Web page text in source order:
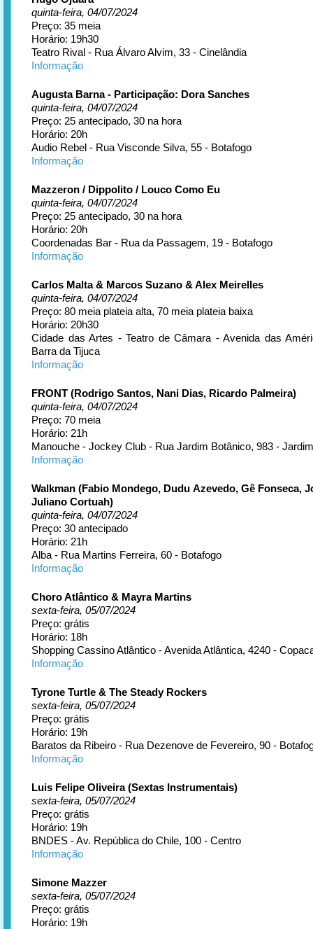
quinta-feira, 04/07/2024
Preço: 35 meia
Horário: 19h30
Teatro Rival - Rua Álvaro Alvim, 33 - Cinelândia
Informação
Augusta Barna - Participação: Dora Sanches
quinta-feira, 04/07/2024
Preço: 25 antecipado, 30 na hora
Horário: 20h
Audio Rebel - Rua Visconde Silva, 55 - Botafogo
Informação
Mazzeron / Dippolito / Louco Como Eu
quinta-feira, 04/07/2024
Preço: 25 antecipado, 30 na hora
Horário: 20h
Coordenadas Bar - Rua da Passagem, 19 - Botafogo
Informação
Carlos Malta & Marcos Suzano & Alex Meirelles
quinta-feira, 04/07/2024
Preço: 80 meia plateia alta, 70 meia plateia baixa
Horário: 20h30
Cidade das Artes - Teatro de Câmara - Avenida das
Barra da Tijuca
Informação
FRONT (Rodrigo Santos, Nani Dias, Ricardo Palmeira)
quinta-feira, 04/07/2024
Preço: 70 meia
Horário: 21h
Manouche - Jockey Club - Rua Jardim Botânico, 983 -
Informação
Walkman (Fabio Mondego, Dudu Azevedo, Gê Fonseca,
Juliano Cortuah)
quinta-feira, 04/07/2024
Preço: 30 antecipado
Horário: 21h
Alba - Rua Martins Ferreira, 60 - Botafogo
Informação
Choro Atlântico & Mayra Martins
sexta-feira, 05/07/2024
Preço: grátis
Horário: 18h
Shopping Cassino Atlântico - Avenida Atlântica, 4240 -
Informação
Tyrone Turtle & The Steady Rockers
sexta-feira, 05/07/2024
Preço: grátis
Horário: 19h
Baratos da Ribeiro - Rua Dezenove de Fevereiro, 90 -
Informação
Luis Felipe Oliveira (Sextas Instrumentais)
sexta-feira, 05/07/2024
Preço: grátis
Horário: 19h
BNDES - Av. República do Chile, 100 - Centro
Informação
Simone Mazzer
sexta-feira, 05/07/2024
Preço: grátis
Horário: 19h